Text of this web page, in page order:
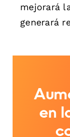
mejorará
generará
en